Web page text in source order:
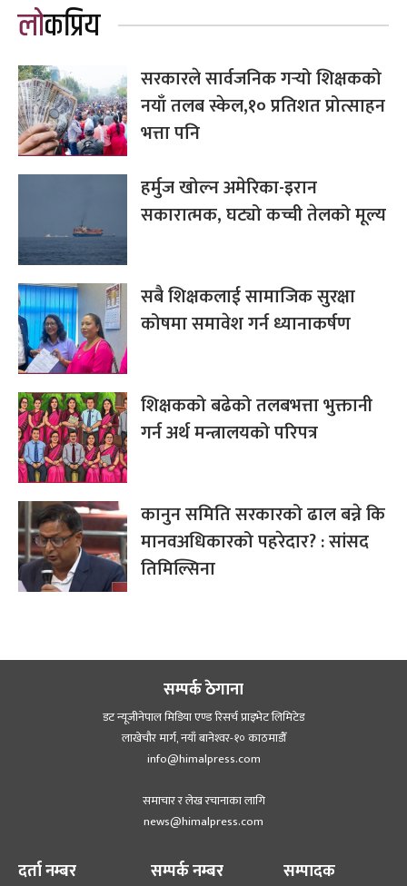
लोकप्रिय
सरकारले सार्वजनिक गर्‍यो शिक्षकको
नयाँ तलब स्केल,१० प्रतिशत प्रोत्साहन
भत्ता पनि
हर्मुज खोल्न अमेरिका-इरान
सकारात्मक, घट्यो कच्ची तेलको मूल्य
सबै शिक्षकलाई सामाजिक सुरक्षा
कोषमा समावेश गर्न ध्यानाकर्षण
शिक्षकको बढेको तलबभत्ता भुक्तानी
गर्न अर्थ मन्त्रालयको परिपत्र
कानुन समिति सरकारको ढाल बन्ने कि
मानवअधिकारको पहरेदार? : सांसद
तिमिल्सिना
सम्पर्क ठेगाना
डट न्यूजीनेपाल मिडिया एण्ड रिसर्च प्राइभेट लिमिटेड
लाखेचौर मार्ग, नयाँ बानेश्‍वर-१० काठमाडौँ
info@himalpress.com
समाचार र लेख रचानाका लागि
news@himalpress.com
दर्ता नम्बर सम्पर्क नम्बर सम्पादक